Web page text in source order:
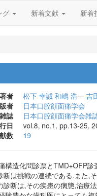
グ 新着文献 新着
著者 松下 幸誠 和嶋 浩一 吉
者
日本口腔顔面痛学会
雑誌
日本口腔顔面痛学会雑
日
vol.8, no.1, pp.13-25,
数
19
構造化問診票とTMD+OFP
断は挑戦の連続である.また,
診断は,その疾患の病態,治療